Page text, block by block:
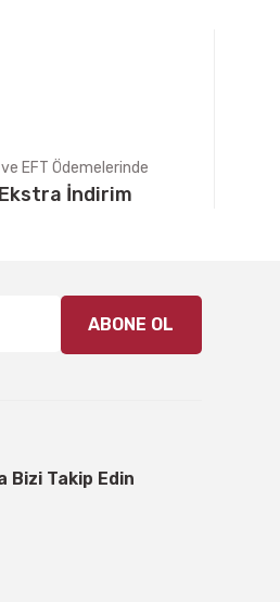
EFT Ödemelerinde
İndirim
ABONE OL
Bizi Takip Edin